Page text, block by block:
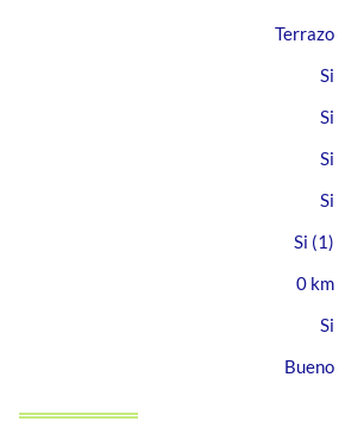
Terrazo
(1)
0 km
Bueno